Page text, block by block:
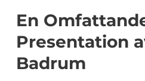
En
Presentation
Badrum